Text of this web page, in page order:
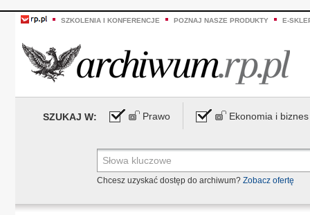
SZKOLENIA I KONFERENCJE POZNAJ NASZE PRODUKTY E-
SZUKAJ W: Prawo Ekonomia i biznes
Chcesz uzyskać dostęp do archiwum? Zobacz ofertę